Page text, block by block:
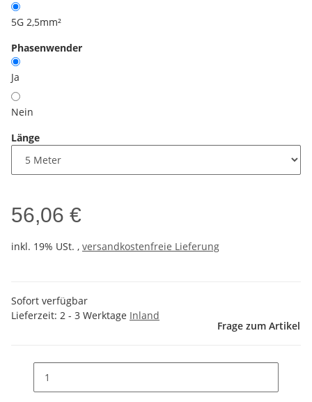
5G 2,5mm²
Phasenwender
Ja
Nein
Länge
56,06 €
inkl. 19% USt. , versandkostenfreie Lieferung
Sofort verfügbar
Lieferzeit: 2 - 3 Werktage Inland
Frage zum Artikel